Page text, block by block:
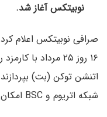
نوبیتکس آغاز شد.
صرافی نوبیتکس اعلام
۱۶ روز ۲۵ مرداد
اتنشن توکن (بت)
شبکه اتریوم و BSC امکان‌پذیر است.